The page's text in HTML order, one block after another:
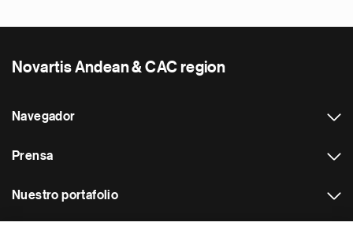
Novartis Andean & CAC region
Navegador
Prensa
Nuestro portafolio